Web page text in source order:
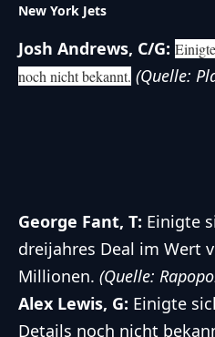
New York Jets
Josh Andrews, C/G:
noch nicht bekannt. (Quelle:
George Fant, T: Einigte
dreijahres Deal im Wert
Millionen. (Quelle:
Alex Lewis, G: Einigte
Details noch nicht